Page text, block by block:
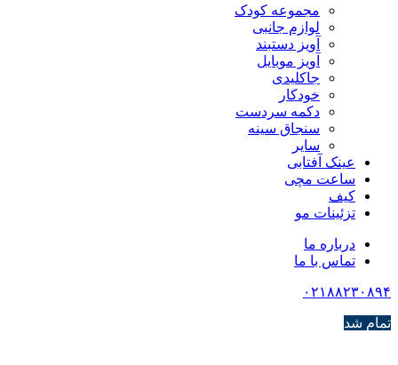
مجموعه کودک
لوازم جانبی
آویز دستبند
آویز موبایل
جاکلیدی
خودکار
دکمه سردست
سنجاق سینه
سایر
عینک آفتابی
ساعت مچی
کیف
تزئینات مو
درباره ما
تماس با ما
۰۲۱۸۸۲۳۰۸۹۴
تمام شد